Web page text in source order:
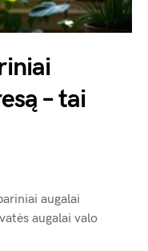
– tai
augalai
augalai valo